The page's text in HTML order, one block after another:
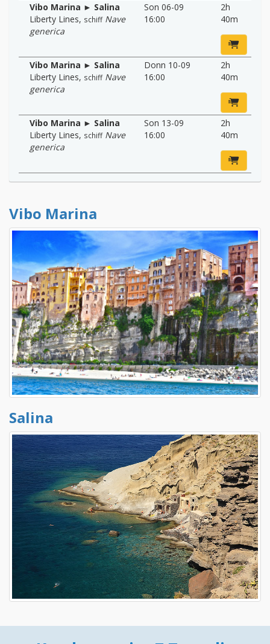
Vibo Marina ► Salina
Liberty Lines, schiff Nave
generica
Son 06-09
16:00
2h
40m
Vibo Marina ► Salina
Liberty Lines, schiff Nave
generica
Donn 10-09
16:00
2h
40m
Vibo Marina ► Salina
Liberty Lines, schiff Nave
generica
Son 13-09
16:00
2h
40m
Vibo Marina
Salina